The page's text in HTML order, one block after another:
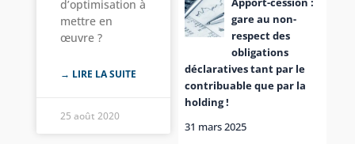
d’optimisation à
mettre en
œuvre ?
→ LIRE LA SUITE
25 août 2020
gare au non-
respect des
obligations
déclaratives tant par le
contribuable que par la
holding !
31 mars 2025